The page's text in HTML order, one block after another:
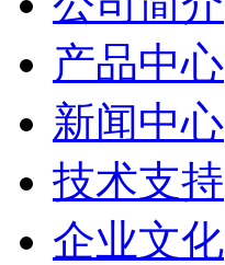
产品中心
新闻中心
技术支持
企业文化